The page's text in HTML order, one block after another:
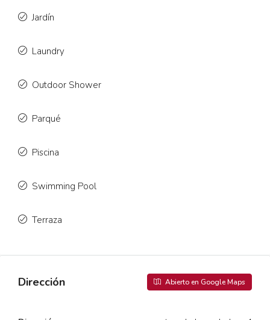
Jardín
Laundry
Outdoor Shower
Parqué
Piscina
Swimming Pool
Terraza
Dirección Abierto en Google Maps